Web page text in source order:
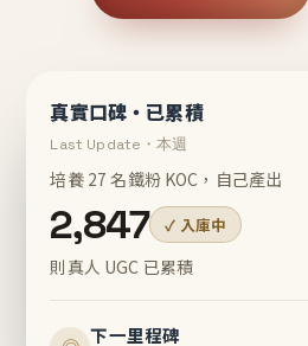
真實口碑・已累積
Last Update・本週
培養 27 名鐵粉 KOC，自己產出
2,847 ✓ 入庫中
則真人 UGC 已累積
下一里程碑